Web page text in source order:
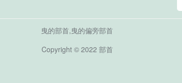
曳的部首,曳的偏旁部首
Copyright © 2022 部首